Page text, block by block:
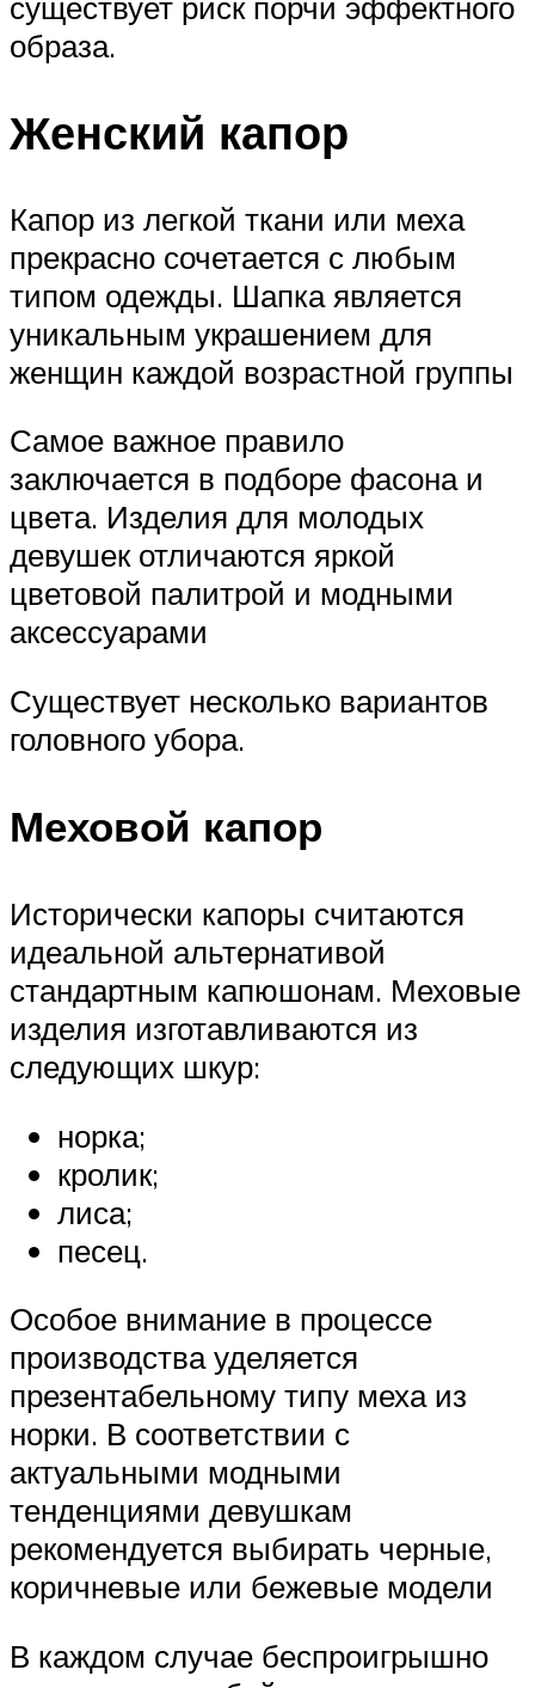
образа.
Женский капор
Капор из легкой ткани или меха
прекрасно сочетается с любым
типом одежды. Шапка является
уникальным украшением для
женщин каждой возрастной группы
Самое важное правило
заключается в подборе фасона и
цвета. Изделия для молодых
девушек отличаются яркой
цветовой палитрой и модными
аксессуарами
Существует несколько вариантов
головного убора.
Меховой капор
Исторически капоры считаются
идеальной альтернативой
стандартным капюшонам. Меховые
изделия изготавливаются из
следующих шкур:
норка;
кролик;
лиса;
песец.
Особое внимание в процессе
производства уделяется
презентабельному типу меха из
норки. В соответствии с
актуальными модными
тенденциями девушкам
рекомендуется выбирать черные,
коричневые или бежевые модели
В каждом случае беспроигрышно